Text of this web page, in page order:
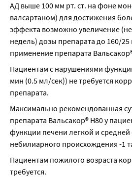
АД выше 100 мм рт. ст. на фоне
валсартаном) для достижения
эффекта возможно увеличение
недель) дозы препарата до 160/
применение препарата
Пациентам с нарушениями
мин (0.5 мл/сек)) не требуется
препарата.
Максимально рекомендованная
препарата Вальсакор® Н80 у
функции печени легкой и средней
небилиарного происхождения -1
Пациентам пожилого возраста
требуется.